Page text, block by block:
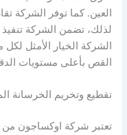
العين. كما توفر الشركة
لذلك، تضمن الشركة تنفيذ
الشركة الخيار الأمثل
القص بأعلى مستويات
تقطيع وتخريم الخرسانة
تعتبر شركة اوكساجون من